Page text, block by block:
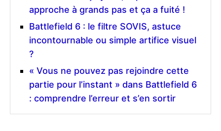
approche à grands pas et ça a fuité !
Battlefield 6 : le filtre SOVIS, astuce
incontournable ou simple artifice visuel
?
« Vous ne pouvez pas rejoindre cette
partie pour l’instant » dans Battlefield 6
: comprendre l’erreur et s’en sortir